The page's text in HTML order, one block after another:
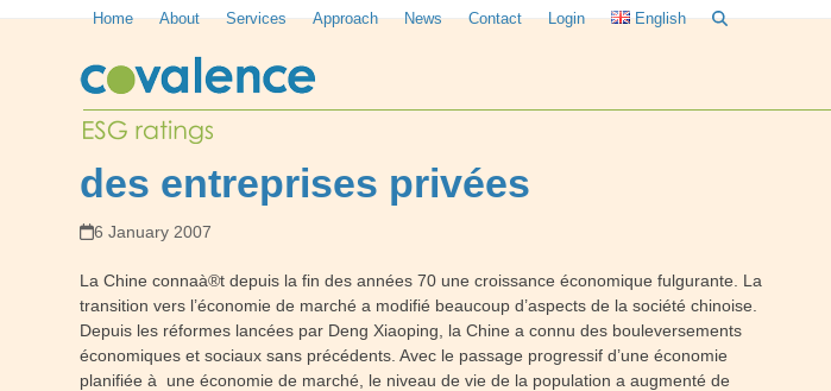
Home About Services Approach News Contact Login English
des entreprises privées
6 January 2007
La Chine connaà®t depuis la fin des années 70 une croissance économique fulgurante. La
transition vers l’économie de marché a modifié beaucoup d’aspects de la société chinoise.
Depuis les réformes lancées par Deng Xiaoping, la Chine a connu des bouleversements
économiques et sociaux sans précédents. Avec le passage progressif d’une économie
planifiée à une économie de marché, le niveau de vie de la population a augmenté de